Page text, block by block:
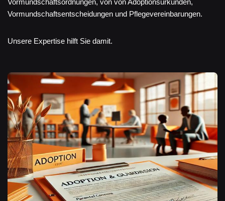
Vormundschaftsordnungen, von von Adoptionsurkunden,
Vormundschaftsentscheidungen und Pflegevereinbarungen.
Unsere Expertise hilft Sie damit.